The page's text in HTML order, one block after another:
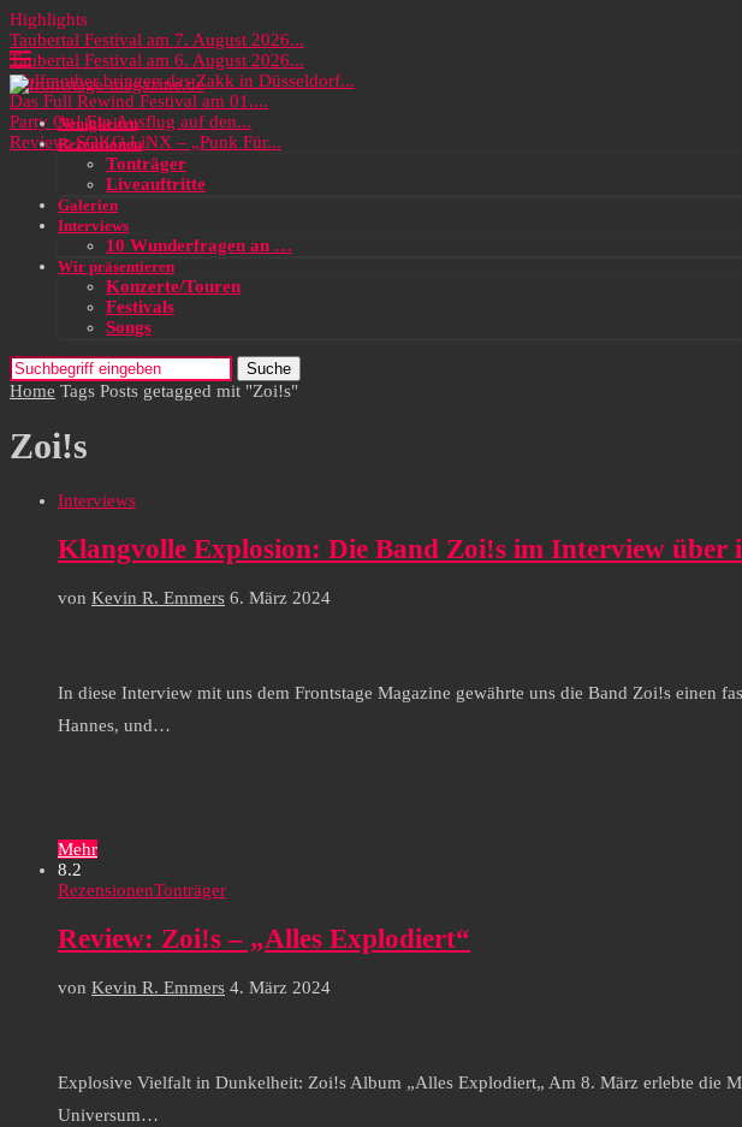
Highlights
Taubertal Festival am 7. August 2026...
Taubertal Festival am 6. August 2026...
Wolfmother bringen das Zakk in Düsseldorf...
Das Full Rewind Festival am 01....
Party On! Ein Ausflug auf den...
Review: SOKO LiNX – „Punk Für...
Neuigkeiten
Rezensionen
Tonträger
Liveauftritte
Galerien
Interviews
10 Wunderfragen an …
Wir präsentieren
Konzerte/Touren
Festivals
Songs
Suche
Home Tags Posts getagged mit "Zoi!s"
Zoi!s
Interviews
Klangvolle Explosion: Die Band Zoi!s im Interview über
von Kevin R. Emmers 6. März 2024
In diese Interview mit uns dem Frontstage Magazine gewährte uns die Band Zoi!s einen
Hannes, und…
Mehr
8.2
RezensionenTonträger
Review: Zoi!s – „Alles Explodiert“
von Kevin R. Emmers 4. März 2024
Explosive Vielfalt in Dunkelheit: Zoi!s Album „Alles Explodiert„ Am 8. März erlebte die
Universum…